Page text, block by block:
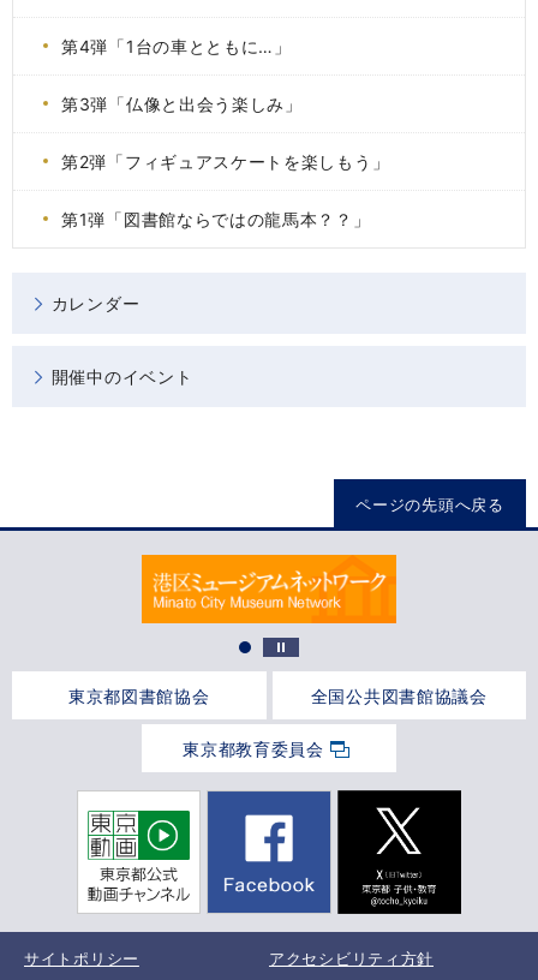
第4弾「1台の車とともに…」
第3弾「仏像と出会う楽しみ」
第2弾「フィギュアスケートを楽しもう」
第1弾「図書館ならではの龍馬本？？」
カレンダー
開催中のイベント
ページの先頭へ戻る
東京都図書館協会 全国公共図書館協議会
東京都教育委員会
サイトポリシー アクセシビリティ方針